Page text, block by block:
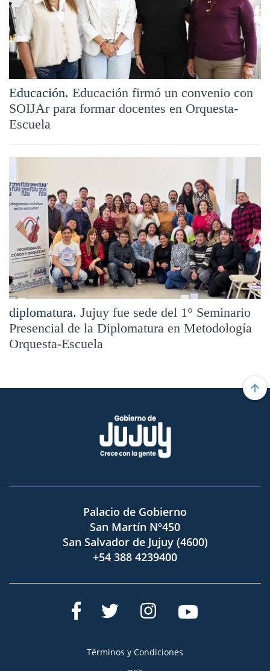
Educación. Educación firmó un convenio con
SOIJAr para formar docentes en Orquesta-
Escuela
diplomatura. Jujuy fue sede del 1° Seminario
Presencial de la Diplomatura en Metodología
Orquesta-Escuela
Palacio de Gobierno
San Martín Nº450
San Salvador de Jujuy (4600)
+54 388 4239400
Términos y Condiciones